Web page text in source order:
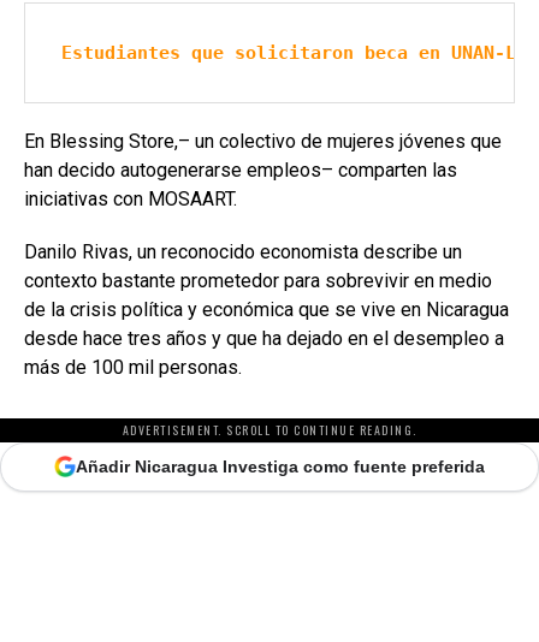
Estudiantes que solicitaron beca en UNAN-
En Blessing Store,– un colectivo de mujeres jóvenes que
han decido autogenerarse empleos– comparten las
iniciativas con MOSAART.
Danilo Rivas, un reconocido economista describe un
contexto bastante prometedor para sobrevivir en medio
de la crisis política y económica que se vive en Nicaragua
desde hace tres años y que ha dejado en el desempleo a
más de 100 mil personas.
ADVERTISEMENT. SCROLL TO CONTINUE READING.
Añadir Nicaragua Investiga como fuente preferida